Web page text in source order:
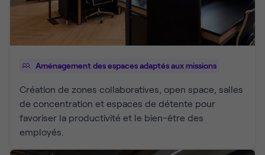
Aménagement des espaces adaptés aux missions
Création de zones collaboratives, open space, salles
de concentration et espaces de détente pour
favoriser la productivité et le bien-être des
employés.